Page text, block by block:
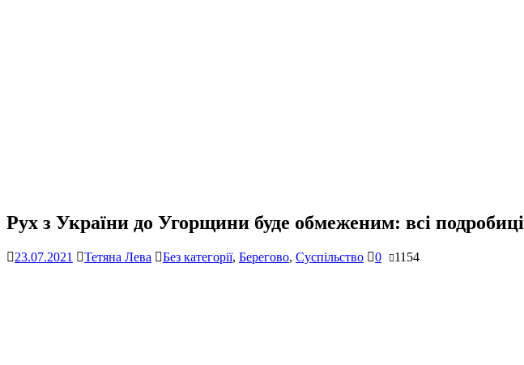
Рух з України до Угорщини буде обмеженим: всі подробиці
23.07.2021 Тетяна Лева Без категорії, Берегово, Суспільство 0 1154